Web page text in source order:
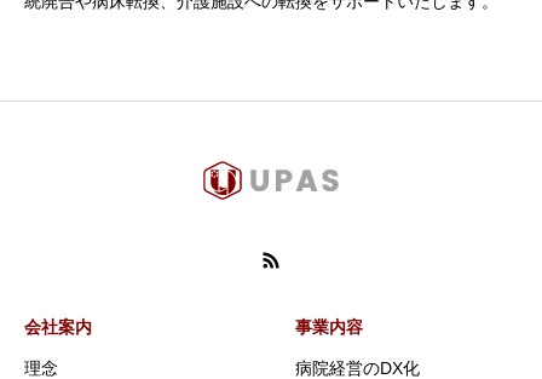
会社案内
理念
事業内容
病院経営のDX化